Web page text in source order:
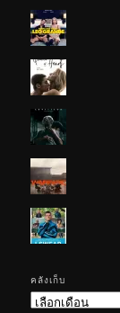
คลังเก็บ
คลัง